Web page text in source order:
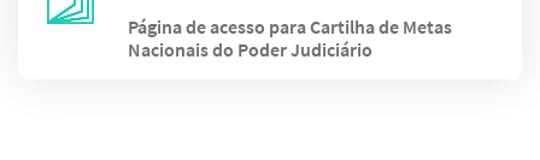
Página de acesso para Cartilha de Metas
Nacionais do Poder Judiciário